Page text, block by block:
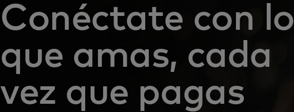
Conéctate con lo
que amas, cada
vez que pagas